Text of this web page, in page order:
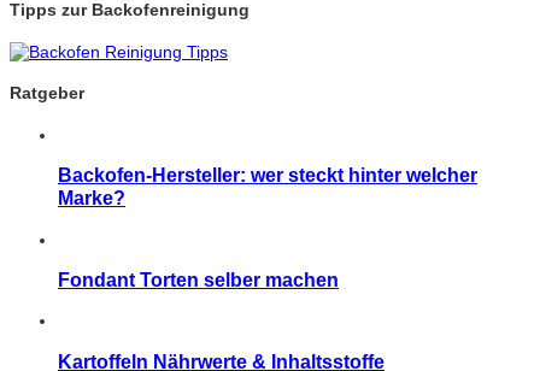
Tipps zur Backofenreinigung
Ratgeber
Backofen-Hersteller: wer steckt hinter welcher
Marke?
Fondant Torten selber machen
Kartoffeln Nährwerte & Inhaltsstoffe